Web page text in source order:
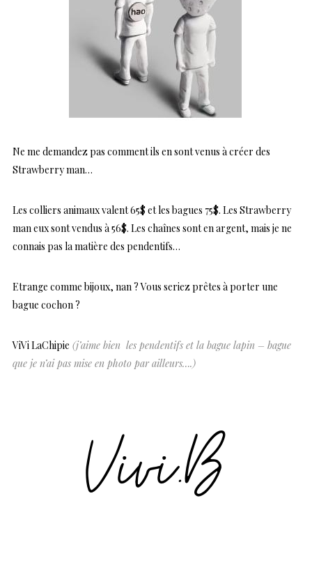
Ne me demandez pas comment ils en sont venus à créer des
Strawberry man…
Les colliers animaux valent 65$ et les bagues 75$. Les Strawberry
man eux sont vendus à 56$. Les chaînes sont en argent, mais je ne
connais pas la matière des pendentifs…
Etrange comme bijoux, nan ? Vous seriez prêtes à porter une
bague cochon ?
ViVi LaChipie (j’aime bien les pendentifs et la bague lapin – bague
que je n’ai pas mise en photo par ailleurs….)